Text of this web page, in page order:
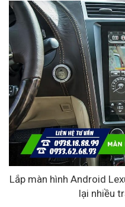
Lắp màn hình Android
lại nhiều